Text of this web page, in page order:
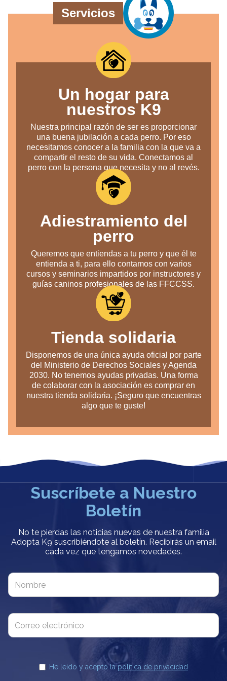
Servicios
Un hogar para
nuestros K9
Nuestra principal razón de ser es proporcionar
una buena jubilación a cada perro. Por eso
necesitamos conocer a la familia con la que va a
compartir el resto de su vida. Conectamos al
perro con la persona que necesita y no al revés.
Adiestramiento del
perro
Queremos que entiendas a tu perro y que él te
entienda a ti, para ello contamos con varios
cursos y seminarios impartidos por instructores y
guías caninos profesionales de las FFCCSS.
Tienda solidaria
Disponemos de una única ayuda oficial por parte
del Ministerio de Derechos Sociales y Agenda
2030. No tenemos ayudas privadas. Una forma
de colaborar con la asociación es comprar en
nuestra tienda solidaria. ¡Seguro que encuentras
algo que te guste!
Suscríbete a Nuestro
Boletín
No te pierdas las noticias nuevas de nuestra familia
Adopta K9 suscribiéndote al boletín. Recibirás un email
cada vez que tengamos novedades.
He leído y acepto lapolítica de privacidad